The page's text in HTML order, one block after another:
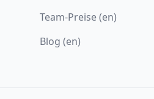
Team-Preise (en)
Blog (en)